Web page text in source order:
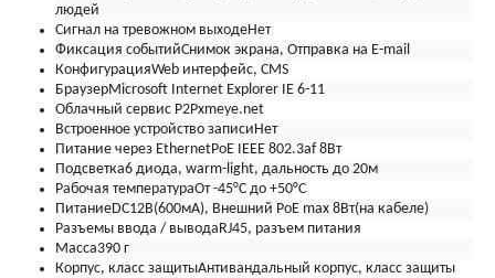
людей
Сигнал на тревожном выходеНет
Фиксация событийСнимок экрана, Отправка на E-mail
КонфигурацияWeb интерфейс, CMS
БраузерMicrosoft Internet Explorer IE 6-11
Облачный сервис P2Pxmeye.net
Встроенное устройство записи Нет
Питание через EthernetPoE IEEE 802.3af 8Вт
Подсветка6 диода, warm-light, дальность до 20м
Рабочая температураОт -45°С до +50°С
ПитаниеDC12В(600мА), Внешний PoE max 8Вт(на кабеле)
Разъемы ввода / вывода RJ45, разъем питания
Масса390 г
Корпус, класс защитыАнтивандальный корпус, класс защиты